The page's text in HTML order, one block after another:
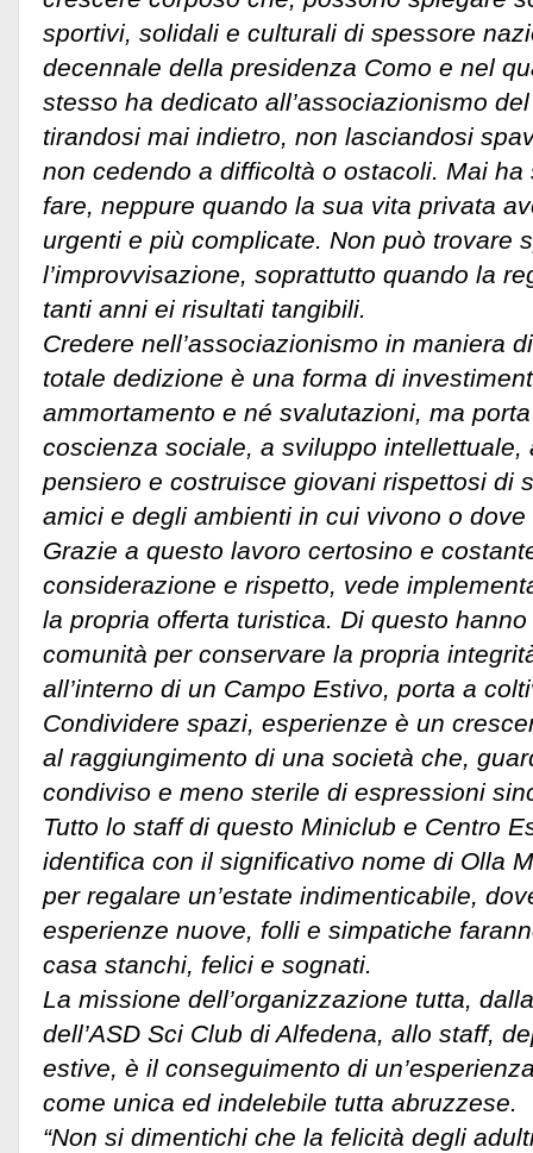
sportivi, solidali e culturali di spessore
decennale della presidenza Como e nel
stesso ha dedicato all’associazionismo
tirandosi mai indietro, non lasciandosi
non cedendo a difficoltà o ostacoli. Mai
fare, neppure quando la sua vita privata
urgenti e più complicate. Non può trovare
l’improvvisazione, soprattutto quando la
tanti anni ei risultati tangibili.
Credere nell’associazionismo in maniera
totale dedizione è una forma di
ammortamento e né svalutazioni, ma
coscienza sociale, a sviluppo intellettuale,
pensiero e costruisce giovani rispettosi di
amici e degli ambienti in cui vivono o
Grazie a questo lavoro certosino e
considerazione e rispetto, vede
la propria offerta turistica. Di questo
comunità per conservare la propria
all’interno di un Campo Estivo, porta a
Condividere spazi, esperienze è un
al raggiungimento di una società che,
condiviso e meno sterile di espressioni
Tutto lo staff di questo Miniclub e Centro
identifica con il significativo nome di Olla
per regalare un’estate indimenticabile,
esperienze nuove, folli e simpatiche
casa stanchi, felici e sognati.
La missione dell’organizzazione tutta,
dell’ASD Sci Club di Alfedena, allo staff,
estive, è il conseguimento di
come unica ed indelebile tutta abruzzese.
“Non si dimentichi che la felicità degli